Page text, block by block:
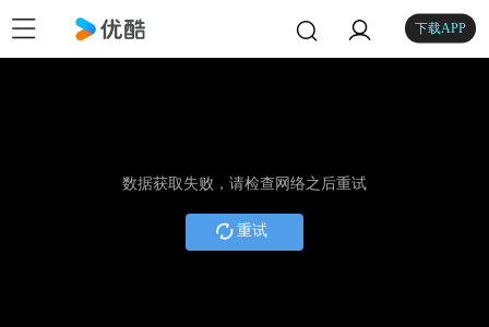
下载APP
数据获取失败，请检查网络之后重试
重试